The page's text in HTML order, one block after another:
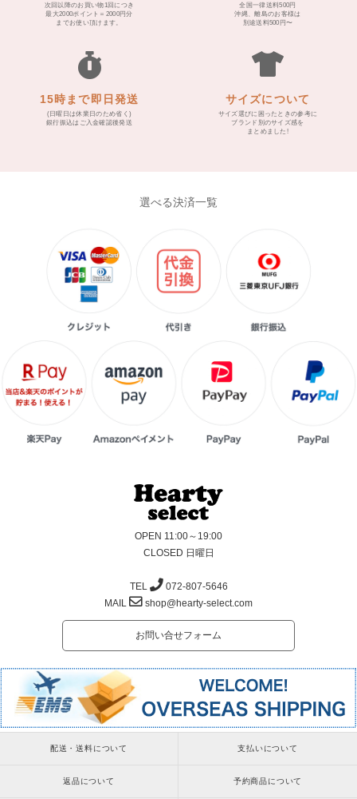
次回以降のお買い物1回につき
最大2000ポイント＝2000円分
までお使い頂けます。
全国一律送料500円
沖縄、離島のお客様は
別途送料500円〜
15時まで即日発送
(日曜日は休業日のため省く)
銀行振込はご入金確認後発送
サイズについて
サイズ選びに困ったときの参考に
ブランド別のサイズ感を
まとめました!
選べる決済一覧
OPEN 11:00～19:00
CLOSED 日曜日
TEL
072-807-5646
MAIL
shop@hearty-select.com
お問い合せフォーム
配送・送料について 支払いについて
返品について 予約商品について